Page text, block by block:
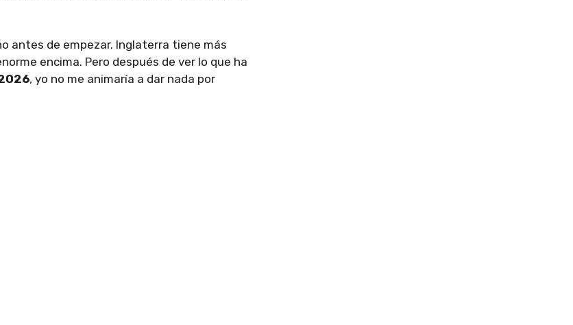
antes de empezar. Inglaterra tiene más
encima. Pero después de ver lo que ha
, yo no me animaría a dar nada por